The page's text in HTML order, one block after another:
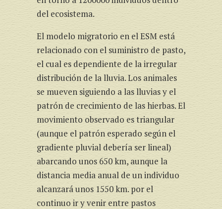
del ecosistema.
El modelo migratorio en el ESM está
relacionado con el suministro de pasto,
el cual es dependiente de la irregular
distribución de la lluvia. Los animales
se mueven siguiendo a las lluvias y el
patrón de crecimiento de las hierbas. El
movimiento observado es triangular
(aunque el patrón esperado según el
gradiente pluvial debería ser lineal)
abarcando unos 650 km, aunque la
distancia media anual de un individuo
alcanzará unos 1550 km. por el
continuo ir y venir entre pastos